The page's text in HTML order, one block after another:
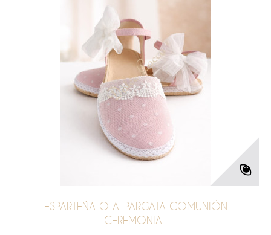
ESPARTEÑA O ALPARGATA COMUNIÓN
CEREMONIA...